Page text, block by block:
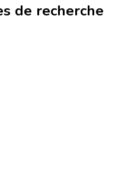
de recherche